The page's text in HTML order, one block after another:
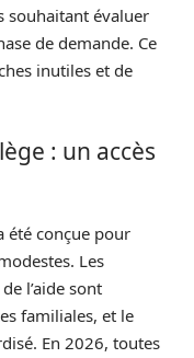
souhaitant évaluer
de demande. Ce
inutiles et de
: un accès
été conçue pour
Les
l’aide sont
familiales, et le
En 2026, toutes